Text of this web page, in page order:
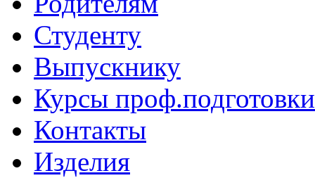
Студенту
Выпускнику
Курсы проф.подготовки
Контакты
Изделия